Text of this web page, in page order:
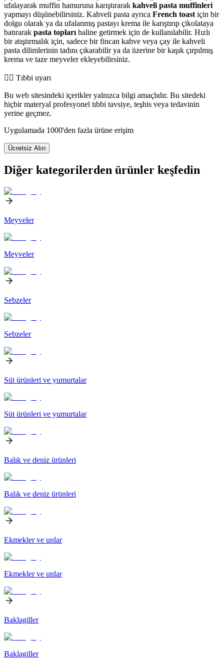
ufalayarak muffin hamuruna karıştırarak kahveli pasta muffinleri
yapmayı düşünebilirsiniz. Kahveli pasta ayrıca French toast için bir
dolgu olarak ya da ufalanmış pastayı krema ile karıştırıp çikolataya
batırarak pasta topları haline getirmek için de kullanılabilir. Hızlı
bir atıştırmalık için, sadece bir fincan kahve veya çay ile kahveli
pasta dilimlerinin tadını çıkarabilir ya da üzerine bir kaşık çırpılmış
krema ve taze meyveler ekleyebilirsiniz.
👨‍⚕️️ Tıbbi uyarı
Bu web sitesindeki içerikler yalnızca bilgi amaçlıdır. Bu sitedeki
hiçbir materyal profesyonel tıbbi tavsiye, teşhis veya tedavinin
yerine geçmez.
Uygulamada 1000'den fazla ürüne erişim
Ücretsiz Alın
Diğer kategorilerden ürünler keşfedin
Meyveler
Meyveler
Sebzeler
Sebzeler
Süt ürünleri ve yumurtalar
Süt ürünleri ve yumurtalar
Balık ve deniz ürünleri
Balık ve deniz ürünleri
Ekmekler ve unlar
Ekmekler ve unlar
Baklagiller
Baklagiller